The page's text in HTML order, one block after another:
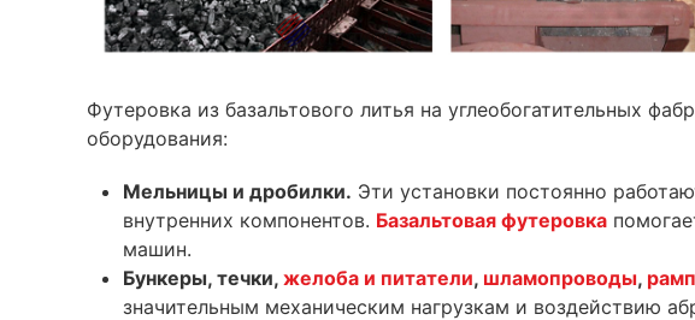
Футеровка из базальтового литья на углеобогатительных
оборудования:
Мельницы и дробилки. Эти установки постоянно
внутренних компонентов. Базальтовая футеровка
машин.
Бункеры, течки, желоба и питатели, шламопроводы,
значительным механическим нагрузкам и воздействию